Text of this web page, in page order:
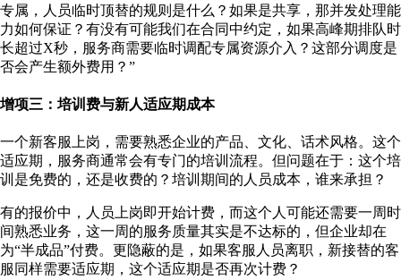
专属，人员临时顶替的规则是什么？如果是共享，那并发处理能
力如何保证？有没有可能我们在合同中约定，如果高峰期排队时
长超过X秒，服务商需要临时调配专属资源介入？这部分调度是
否会产生额外费用？”
增项三：培训费与新人适应期成本
一个新客服上岗，需要熟悉企业的产品、文化、话术风格。这个
适应期，服务商通常会有专门的培训流程。但问题在于：这个培
训是免费的，还是收费的？培训期间的人员成本，谁来承担？
有的报价中，人员上岗即开始计费，而这个人可能还需要一周时
间熟悉业务，这一周的服务质量其实是不达标的，但企业却在
为“半成品”付费。更隐蔽的是，如果客服人员离职，新接替的客
服同样需要适应期，这个适应期是否再次计费？